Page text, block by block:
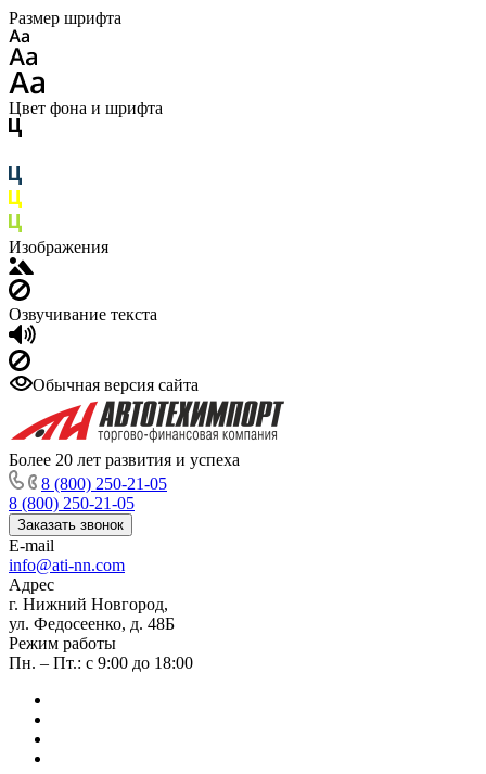
Размер шрифта
Цвет фона и шрифта
Изображения
Озвучивание текста
Обычная версия сайта
Более 20 лет развития и успеха
8 (800) 250-21-05
8 (800) 250-21-05
Заказать звонок
E-mail
info@ati-nn.com
Адрес
г. Нижний Новгород,
ул. Федосеенко, д. 48Б
Режим работы
Пн. – Пт.: с 9:00 до 18:00